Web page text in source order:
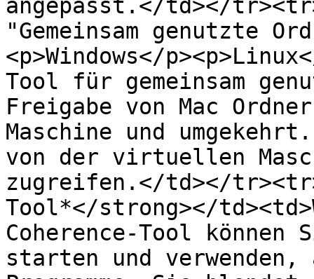
angepasst.</td></
"Gemeinsam genutzte
<p>Windows</
Tool für gemeinsam
Freigabe von Mac
Maschine und
von der virtuellen
zugreifen.</td></
Tool*</strong></
Coherence-Tool können
starten und